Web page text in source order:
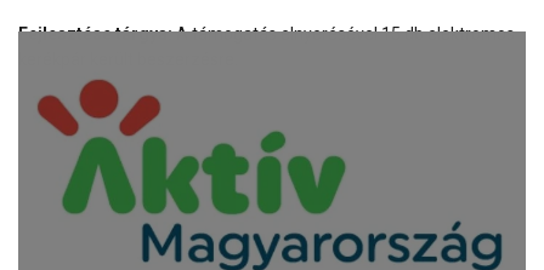
Fejlesztése tárgya:A támogatás elnyerésével 15 db elektromos